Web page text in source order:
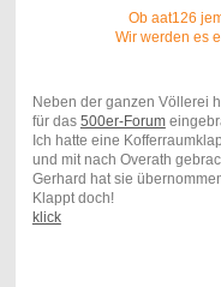
Ob aat126
Wir werden es
Neben der ganzen Völlerei
für das 500er-Forum
Ich hatte eine
und mit nach Overath
Gerhard hat sie
Klappt doch!
klick